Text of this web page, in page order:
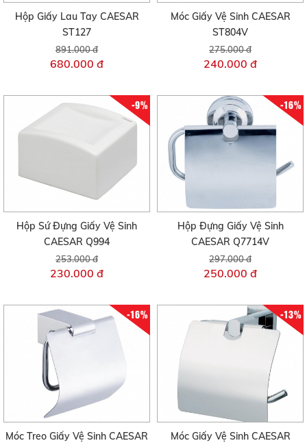
Hộp Giấy Lau Tay CAESAR
ST127
891.000 đ
680.000 đ
Móc Giấy Vệ Sinh CAESAR
ST804V
275.000 đ
240.000 đ
-9%
Hộp Sứ Đựng Giấy Vệ Sinh
CAESAR Q994
253.000 đ
230.000 đ
-16%
Hộp Đựng Giấy Vệ Sinh
CAESAR Q7714V
297.000 đ
250.000 đ
-16%
Móc Treo Giấy Vệ Sinh CAESAR
-13%
Móc Giấy Vệ Sinh CAESAR